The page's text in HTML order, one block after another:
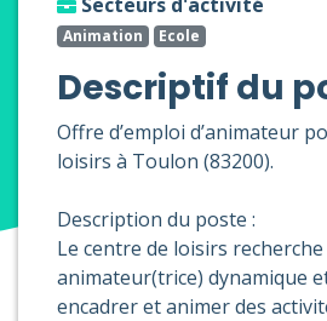
Animation Ecole
Descriptif du
Offre d’emploi d’animateur
loisirs à Toulon (83200).
Description du poste :
Le centre de loisirs
animateur(trice) dynamique
encadrer et animer des